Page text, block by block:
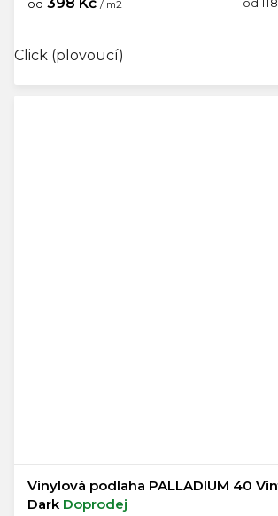
od 398 Kč / m2 od
Click (plovoucí)
Vinylová podlaha PALLADIUM 40
Dark Doprodej